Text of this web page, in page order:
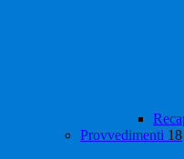
Provvedimenti 18